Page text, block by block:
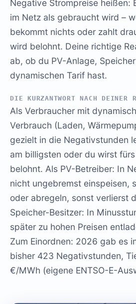
Negative Strompreise heißen:
im Netz als gebraucht wird –
bekommt nichts oder zahlt
wird belohnt. Deine richtige
ab, ob du PV-Anlage,
dynamischen Tarif hast.
DIE KURZANTWORT NACH DEINER
Als Verbraucher mit
Verbrauch (Laden,
gezielt in die Negativstunden
am billigsten oder du wirst
belohnt. Als PV-Betreiber: In
nicht ungebremst einspeisen,
oder abregeln, sonst verlierst
Speicher-Besitzer: In
später zu hohen Preisen
Zum Einordnen: 2026 gab es
bisher 423 Negativstunden,
€/MWh (eigene ENTSO-E-